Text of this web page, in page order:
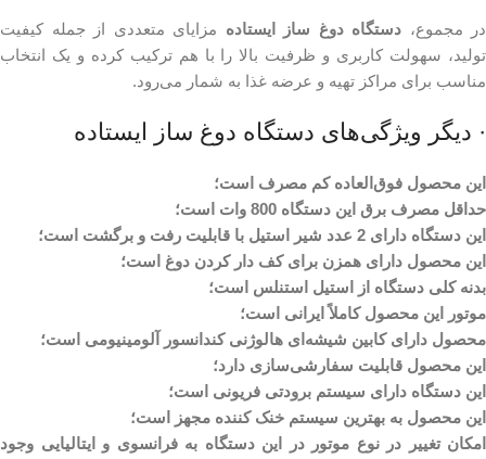
در مجموع، دستگاه دوغ ساز ایستاده مزایای متعددی از جمله کیفیت
تولید، سهولت کاربری و ظرفیت بالا را با هم ترکیب کرده و یک انتخاب
مناسب برای مراکز تهیه و عرضه غذا به شمار می‌رود.
· دیگر ویژگی‌های دستگاه دوغ ساز ایستاده
این محصول فوق‌العاده کم مصرف است؛
حداقل مصرف برق این دستگاه 800 وات است؛
این دستگاه دارای 2 عدد شیر استیل با قابلیت رفت و برگشت است؛
این محصول دارای همزن برای کف دار کردن دوغ است؛
بدنه کلی دستگاه از استیل استنلس است؛
موتور این محصول کاملاً ایرانی است؛
محصول دارای کابین شیشه‌ای هالوژنی کندانسور آلومینیومی است؛
این محصول قابلیت سفارشی‌سازی دارد؛
این دستگاه دارای سیستم برودتی فریونی است؛
این محصول به بهترین سیستم خنک کننده مجهز است؛
امکان تغییر در نوع موتور در این دستگاه به فرانسوی و ایتالیایی وجود